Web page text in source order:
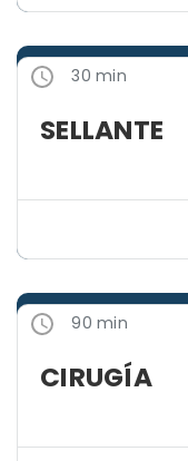
30 min
SELLANTE
90 min
CIRUGÍA